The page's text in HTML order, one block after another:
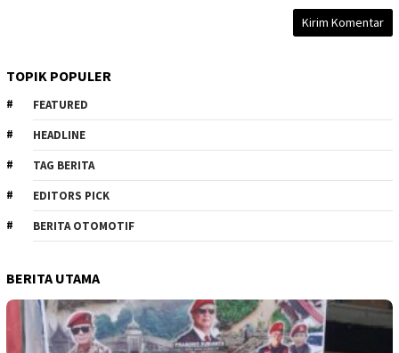
TOPIK POPULER
FEATURED
HEADLINE
TAG BERITA
EDITORS PICK
BERITA OTOMOTIF
BERITA UTAMA